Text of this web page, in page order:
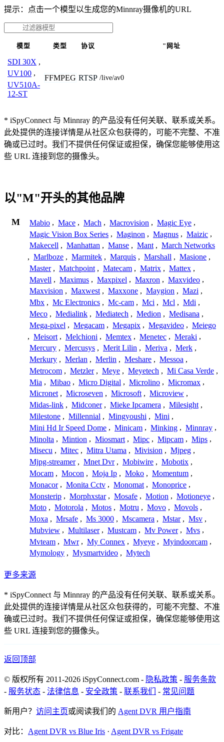
提示：点击一个模型以生成您的Minnray摄像机的URL
模型 类型 协议 "网址
SDI 30X ,
UV100 ,
UV510A-
12-ST
FFMPEG RTSP /live/av0
* iSpyConnect 与 Minnray 的产品没有任何关联、联系或关系。
此处提供的连接详情是从社区众包获得的，可能不完整、不准
确或已过时。我们不提供任何保证或担保，确保您能够使用这
些 URL 连接到您的摄像头。
以"M"开头的其他品牌
M Mabio , Mace , Mach , Macrovision , Magic Eye ,
Magic Vision Box Series , Maginon , Magnus , Maizic ,
Makecell , Manhattan , Manse , Mant , March Networks
, Marlboze , Marmitek , Marquis , Marshall , Masione ,
Master , Matchpoint , Matecam , Matrix , Mattex ,
Mavell , Maximus , Maxpixel , Maxron , Maxvideo ,
Maxvision , Maxwest , Maxxone , Maygion , Mazi ,
Mbx , Mc Electronics , Mc-cam , Mci , Mcl , Mdi ,
Meco , Medialink , Mediatech , Medion , Medisana ,
Mega-pixel , Megacam , Megapix , Megavideo , Meiego
, Meisort , Melchioni , Memtex , Menetec , Meraki ,
Mercury , Mercusys , Merit Lilin , Meriva , Merk ,
Merkury , Merlan , Merlin , Meshare , Messoa ,
Metrocom , Metzler , Meye , Meyetech , Mi Casa Verde ,
Mia , Mibao , Micro Digital , Microlino , Micromax ,
Micronet , Microseven , Microsoft , Microview ,
Midas-link , Midconer , Mieke Ipcamera , Milesight ,
Milestone , Millennial , Mingyoushi , Mini ,
Mini Hd Ir Speed Dome , Minicam , Minking , Minnray ,
Minolta , Mintion , Miosmart , Mipc , Mipcam , Mips ,
Misecu , Mitec , Mitra Utama , Mivision , Mjpeg ,
Mjpg-streamer , Mnet Dvr , Mobiwire , Mobotix ,
Mocam , Mocon , Moja Ip , Moko , Momentum ,
Monacor , Monita Cctv , Monomat , Monoprice ,
Monsterip , Morphxstar , Mosafe , Motion , Motioneye ,
Moto , Motorola , Motos , Motru , Movo , Movols ,
Moxa , Mrsafe , Ms 3000 , Mscamera , Mstar , Msv ,
Mubview , Multilaser , Mustcam , Mv Power , Mvs ,
Mvteam , Mwr , My Connex , Myeye , Myindoorcam ,
Mymology , Mysmartvideo , Mytech
更多来源
* iSpyConnect 与 Minnray 的产品没有任何关联、联系或关系。
此处提供的连接详情是从社区众包获得的，可能不完整、不准
确或已过时。我们不提供任何保证或担保，确保您能够使用这
些 URL 连接到您的摄像头。
返回顶部
© 版权所有 2011-2026 iSpyConnect.com - 隐私政策 - 服务条款
- 服务状态 - 法律信息 - 安全政策 - 联系我们 - 常见问题
新用户？ 访问主页或阅读我们的 Agent DVR 用户指南
对比： Agent DVR vs Blue Iris · Agent DVR vs Frigate